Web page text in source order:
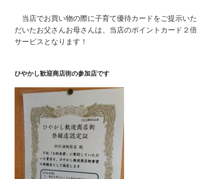
当店でお買い物の際に子育て優待カードをご提示いた
だいたお父さんお母さんは、当店のポイントカード２倍
サービスとなります！
ひやかし歓迎商店街の参加店です